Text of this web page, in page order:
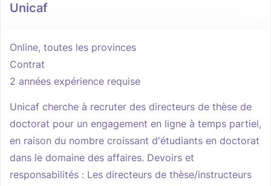
Unicaf
Online, toutes les provinces
Contrat
2 années expérience requise
Unicaf cherche à recruter des directeurs de thèse de
doctorat pour un engagement en ligne à temps partiel,
en raison du nombre croissant d'étudiants en doctorat
dans le domaine des affaires. Devoirs et
responsabilités : Les directeurs de thèse/instructeurs